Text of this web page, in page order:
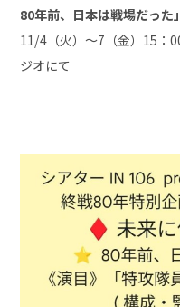
80年前、日本は戦場だった」
11/4（火）～7（金）15：
ジオにて